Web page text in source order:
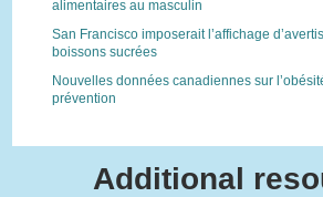
alimentaires au masculin
San Francisco imposerait l’affichage
boissons sucrées
Nouvelles données canadiennes sur
prévention
Additional